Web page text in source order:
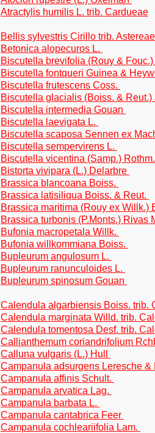
Atractylis humilis L. trib. Cardueae
Bellis sylvestris Cirillo trib. Astereae
Betonica alopecuros L.
Biscutella brevifolia (Rouy &
Biscutella fontqueri Guinea &
Biscutella frutescens Coss.
Biscutella glacialis (Boiss. &
Biscutella intermedia Gouan
Biscutella laevigata L.
Biscutella scaposa Sennen ex
Biscutella sempervirens L.
Biscutella vicentina (Samp.)
Bistorta vivipara (L.) Delarbre
Brassica blancoana Boiss.
Brassica latisiliqua Boiss. & Reut.
Brassica maritima (Rouy ex Willk.)
Brassica turbonis (P.Monts.) Rivas
Bufonia macropetala Willk.
Bufonia willkommiana Boiss.
Bupleurum angulosum L.
Bupleurum ranunculoides L.
Bupleurum spinosum Gouan
Calendula algarbiensis Boiss. trib.
Calendula marginata Willd. trib.
Calendula tomentosa Desf. trib.
Callianthemum coriandrifolium
Calluna vulgaris (L.) Hull
Campanula adsurgens Leresche
Campanula affinis Schult.
Campanula arvatica Lag.
Campanula barbata L.
Campanula cantabrica Feer
Campanula cochleariifolia Lam.